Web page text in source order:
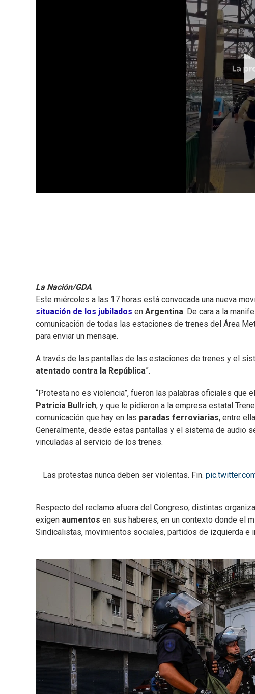
La Nación/GDA
Este miércoles a las 17 horas está convocada una nueva
situación de los jubilados en Argentina. De cara a la
comunicación de todas las estaciones de trenes del Área
para enviar un mensaje.
A través de las pantallas de las estaciones de trenes y el
atentado contra la República”.
“Protesta no es violencia”, fueron las palabras oficiales que
Patricia Bullrich, y que le pidieron a la empresa estatal
comunicación que hay en las paradas ferroviarias, entre
Generalmente, desde estas pantallas y el sistema de audio
vinculadas al servicio de los trenes.
Las protestas nunca deben ser violentas. Fin.
Respecto del reclamo afuera del Congreso, distintas
exigen aumentos en sus haberes, en un contexto donde el
Sindicalistas, movimientos sociales, partidos de izquierda e